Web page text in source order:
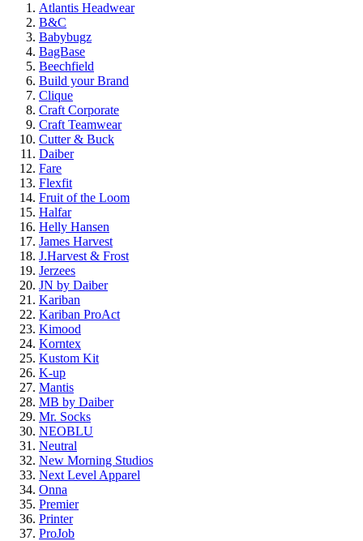
Atlantis Headwear
B&C
Babybugz
BagBase
Beechfield
Build your Brand
Clique
Craft Corporate
Craft Teamwear
Cutter & Buck
Daiber
Fare
Flexfit
Fruit of the Loom
Halfar
Helly Hansen
James Harvest
J.Harvest & Frost
Jerzees
JN by Daiber
Kariban
Kariban ProAct
Kimood
Korntex
Kustom Kit
K-up
Mantis
MB by Daiber
Mr. Socks
NEOBLU
Neutral
New Morning Studios
Next Level Apparel
Onna
Premier
Printer
ProJob